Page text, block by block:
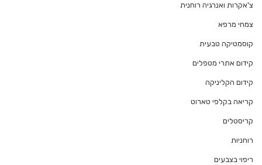
צ'אקרות ואנרגיה רוחנית
צמחי מרפא
קוסמטיקה טבעית
קידום אתרי מטפלים
קידום הקליניקה
קריאה בקלפי טארוט
קריסטלים
רוחניות
ריפוי בצבעים